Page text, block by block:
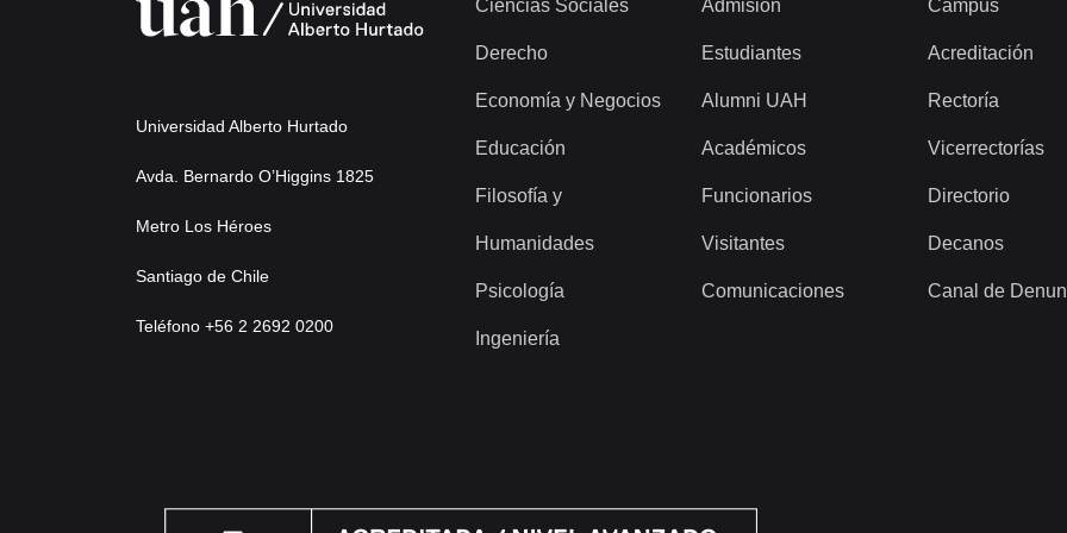
Universidad Alberto Hurtado
Avda. Bernardo O’Higgins 1825
Metro Los Héroes
Santiago de Chile
Teléfono +56 2 2692 0200
Ciencias Sociales
Derecho
Economía y Negocios
Educación
Filosofía y
Humanidades
Psicología
Ingeniería
Admisión
Estudiantes
Alumni UAH
Académicos
Funcionarios
Visitantes
Comunicaciones
Campus
Acreditación
Rectoría
Vicerrectorías
Directorio
Decanos
Canal de